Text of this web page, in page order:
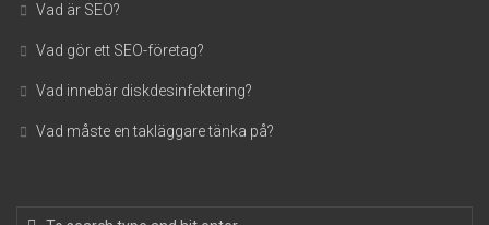
Vad är SEO?
Vad gör ett SEO-företag?
Vad innebär diskdesinfektering?
Vad måste en takläggare tänka på?